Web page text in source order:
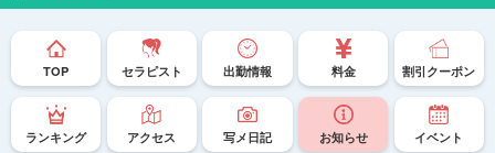
TOP セラピスト 出勤情報 料金 割引クーポン
ランキング アクセス 写メ日記 お知らせ イベント